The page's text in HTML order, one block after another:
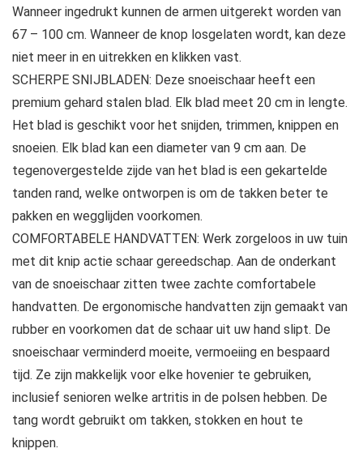
Wanneer ingedrukt kunnen de armen uitgerekt worden van
67 – 100 cm. Wanneer de knop losgelaten wordt, kan deze
niet meer in en uitrekken en klikken vast.
SCHERPE SNIJBLADEN: Deze snoeischaar heeft een
premium gehard stalen blad. Elk blad meet 20 cm in lengte.
Het blad is geschikt voor het snijden, trimmen, knippen en
snoeien. Elk blad kan een diameter van 9 cm aan. De
tegenovergestelde zijde van het blad is een gekartelde
tanden rand, welke ontworpen is om de takken beter te
pakken en wegglijden voorkomen.
COMFORTABELE HANDVATTEN: Werk zorgeloos in uw tuin
met dit knip actie schaar gereedschap. Aan de onderkant
van de snoeischaar zitten twee zachte comfortabele
handvatten. De ergonomische handvatten zijn gemaakt van
rubber en voorkomen dat de schaar uit uw hand slipt. De
snoeischaar verminderd moeite, vermoeiing en bespaard
tijd. Ze zijn makkelijk voor elke hovenier te gebruiken,
inclusief senioren welke artritis in de polsen hebben. De
tang wordt gebruikt om takken, stokken en hout te
knippen.